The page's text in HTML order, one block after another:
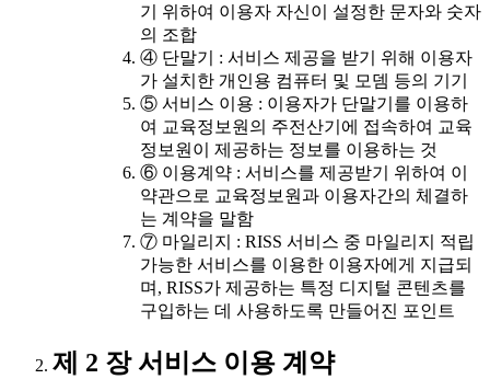
기 위하여 이용자 자신이 설정한 문자와 숫자
의 조합
④ 단말기 : 서비스 제공을 받기 위해 이용자
가 설치한 개인용 컴퓨터 및 모뎀 등의 기기
⑤ 서비스 이용 : 이용자가 단말기를 이용하
여 교육정보원의 주전산기에 접속하여 교육
정보원이 제공하는 정보를 이용하는 것
⑥ 이용계약 : 서비스를 제공받기 위하여 이
약관으로 교육정보원과 이용자간의 체결하
는 계약을 말함
⑦ 마일리지 : RISS 서비스 중 마일리지 적립
가능한 서비스를 이용한 이용자에게 지급되
며, RISS가 제공하는 특정 디지털 콘텐츠를
구입하는 데 사용하도록 만들어진 포인트
제 2 장 서비스 이용 계약